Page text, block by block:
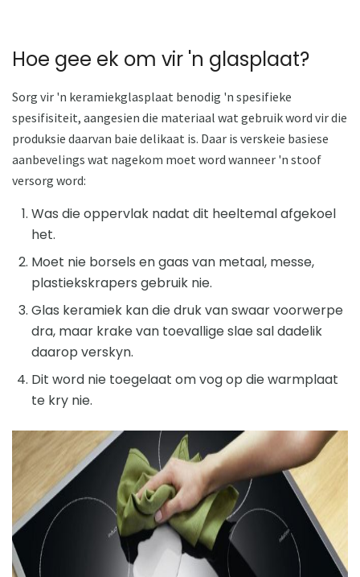
Hoe gee ek om vir 'n glasplaat?
Sorg vir 'n keramiekglasplaat benodig 'n spesifieke
spesifisiteit, aangesien die materiaal wat gebruik word vir die
produksie daarvan baie delikaat is. Daar is verskeie basiese
aanbevelings wat nagekom moet word wanneer 'n stoof
versorg word:
Was die oppervlak nadat dit heeltemal afgekoel
het.
Moet nie borsels en gaas van metaal, messe,
plastiekskrapers gebruik nie.
Glas keramiek kan die druk van swaar voorwerpe
dra, maar krake van toevallige slae sal dadelik
daarop verskyn.
Dit word nie toegelaat om vog op die warmplaat
te kry nie.